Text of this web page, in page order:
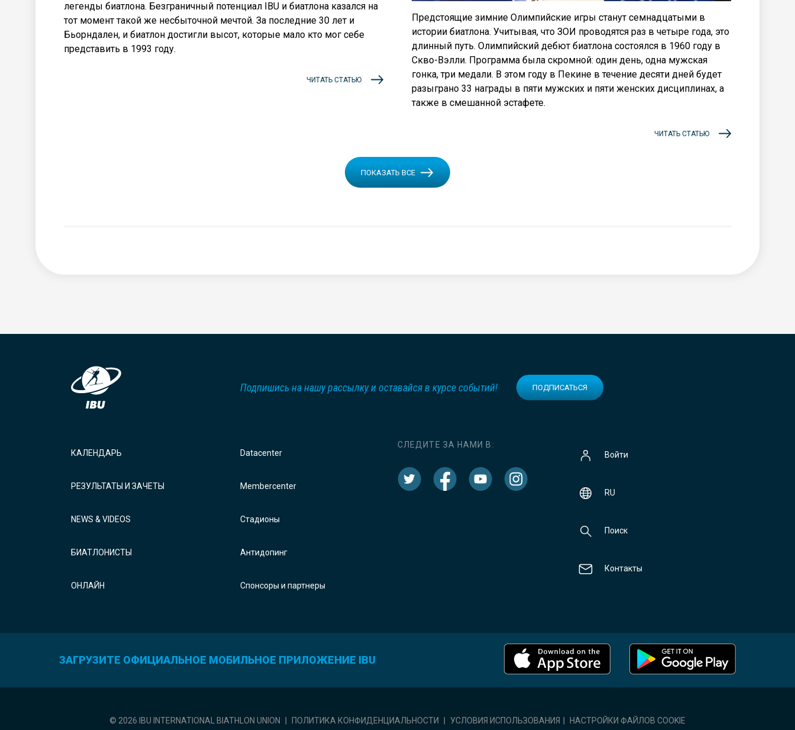
легенды биатлона. Безграничный потенциал IBU и биатлона казался на
тот момент такой же несбыточной мечтой. За последние 30 лет и
Бьорндален, и биатлон достигли высот, которые мало кто мог себе
представить в 1993 году.
ЧИТАТЬ СТАТЬЮ
Предстоящие зимние Олимпийские игры станут семнадцатыми в
истории биатлона. Учитывая, что ЗОИ проводятся раз в четыре года, это
длинный путь. Олимпийский дебют биатлона состоялся в 1960 году в
Скво-Вэлли. Программа была скромной: один день, одна мужская
гонка, три медали. В этом году в Пекине в течение десяти дней будет
разыграно 33 награды в пяти мужских и пяти женских дисциплинах, а
также в смешанной эстафете.
ЧИТАТЬ СТАТЬЮ
ПОКАЗАТЬ ВСЕ
Подпишись на нашу рассылку и оставайся в курсе событий! ПОДПИСАТЬСЯ
КАЛЕНДАРЬ
РЕЗУЛЬТАТЫ И ЗАЧЕТЫ
NEWS & VIDEOS
БИАТЛОНИСТЫ
ОНЛАЙН
Datacenter
Membercenter
Стадионы
Антидопинг
Спонсоры и партнеры
СЛЕДИТЕ ЗА НАМИ В:
Войти
RU
Поиск
Контакты
ЗАГРУЗИТЕ ОФИЦИАЛЬНОЕ МОБИЛЬНОЕ ПРИЛОЖЕНИЕ IBU
© 2026 IBU INTERNATIONAL BIATHLON UNION ПОЛИТИКА КОНФИДЕНЦИАЛЬНОСТИ УСЛОВИЯ ИСПОЛЬЗОВАНИЯ НАСТРОЙКИ ФАЙЛОВ COOKIE